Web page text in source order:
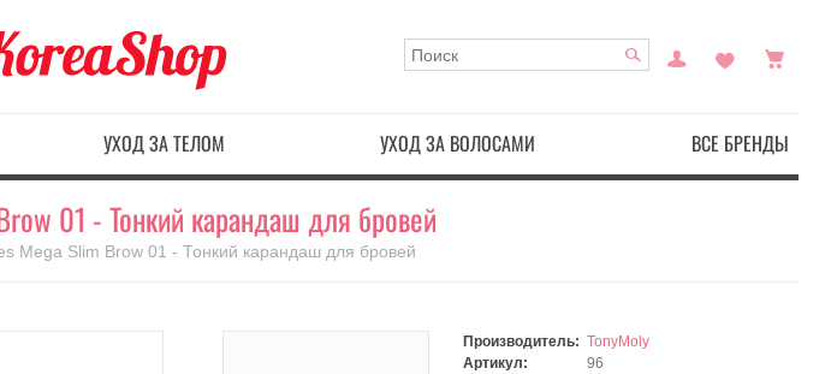
УХОД ЗА ТЕЛОМ УХОД ЗА ВОЛОСАМИ ВСЕ БРЕНДЫ
01 - Тонкий карандаш для бровей
Mega Slim Brow 01 - Тонкий карандаш для бровей
Производитель: TonyMoly
Артикул:
96